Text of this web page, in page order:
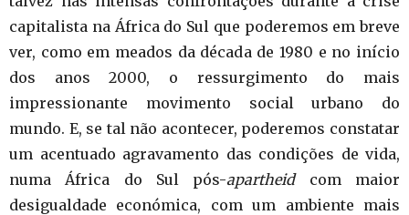
capitalista na África do Sul que poderemos em breve
ver, como em meados da década de 1980 e no início
dos anos 2000, o ressurgimento do mais
impressionante movimento social urbano do
mundo. E, se tal não acontecer, poderemos constatar
um acentuado agravamento das condições de vida,
numa África do Sul pós-apartheidcom maior
desigualdade económica, com um ambiente mais